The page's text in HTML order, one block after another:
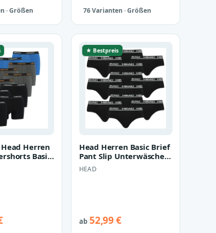
· Größen 76 Varianten · Größen
Head Herren
Basic
★ Bestpreis
Head Herren Basic Brief
Pant Slip Unterwäsche
Unterhose 12 er Pack
HEAD
ab52,99 €